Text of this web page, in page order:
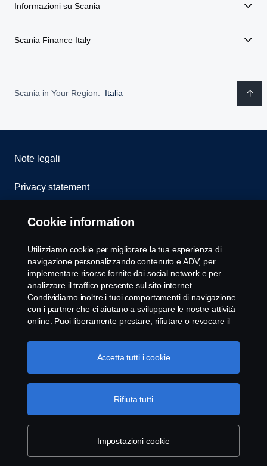
Informazioni su Scania
Scania Finance Italy
Scania in Your Region: Italia
Note legali
Privacy statement
Cookies
Whistleblowing
Modello 231
Impostazione Cookie
© Copyright Scania 2025 All rights reserved. Scania
CV AB, SE-151 87 Södertälje, Sweden, Tel: +46-8-
55 38 10 00, Fax: +46-8-55 38 10 37.
Cookie information
Utilizziamo cookie per migliorare la tua esperienza di
navigazione personalizzando contenuto e ADV, per
implementare risorse fornite dai social network e per
analizzare il traffico presente sul sito internet.
Condividiamo inoltre i tuoi comportamenti di navigazione
con i partner che ci aiutano a sviluppare le nostre attività
online. Puoi liberamente prestare, rifiutare o revocare il
all'attivazione dei cookie e alla possibilità di condividere le
informazioni. Cliccando "rifiuta tutti" potrai continuare la
comprendere meglio la nostra politica di gestione dei
cookie, ti invitiamo a visitare la pagina cookies, cliccando
sul link in calce. Maggiori informazioni sulla tua privacy
Impostazioni cookie
Rifiuta tutti
Accetta tutti i cookie